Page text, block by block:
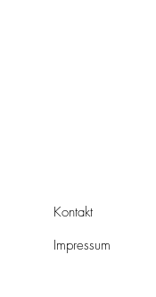
Kontakt
Impressum